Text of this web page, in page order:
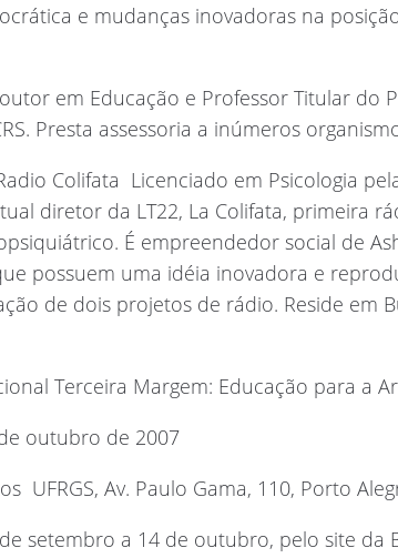
e mudanças inovadoras na
em Educação e Professor Titular do
Presta assessoria a inúmeros
Colifata  Licenciado em Psicologia
diretor da LT22, La Colifata, primeira
É empreendedor social de
possuem uma idéia inovadora e
de dois projetos de rádio. Reside em
Terceira Margem: Educação para a
outubro de 2007
 UFRGS, Av. Paulo Gama, 110, Porto
setembro a 14 de outubro, pelo site da